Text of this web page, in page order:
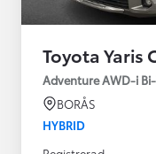
Toyota Yaris
Adventure AWD-i
BORÅS
HYBRID